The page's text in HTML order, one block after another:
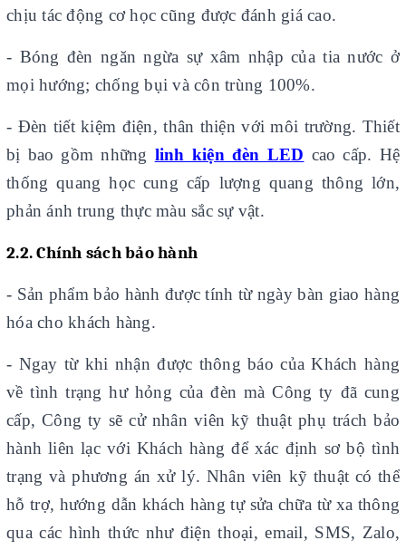
chịu tác động cơ học cũng được đánh giá cao.
- Bóng đèn ngăn ngừa sự xâm nhập của tia nước ở
mọi hướng; chống bụi và côn trùng 100%.
- Đèn tiết kiệm điện, thân thiện với môi trường. Thiết
bị bao gồm những linh kiện đèn LED cao cấp. Hệ
thống quang học cung cấp lượng quang thông lớn,
phản ánh trung thực màu sắc sự vật.
2.2. Chính sách bảo hành
- Sản phẩm bảo hành được tính từ ngày bàn giao hàng
hóa cho khách hàng.
- Ngay từ khi nhận được thông báo của Khách hàng
về tình trạng hư hỏng của đèn mà Công ty đã cung
cấp, Công ty sẽ cử nhân viên kỹ thuật phụ trách bảo
hành liên lạc với Khách hàng để xác định sơ bộ tình
trạng và phương án xử lý. Nhân viên kỹ thuật có thể
hỗ trợ, hướng dẫn khách hàng tự sửa chữa từ xa thông
qua các hình thức như điện thoại, email, SMS, Zalo,